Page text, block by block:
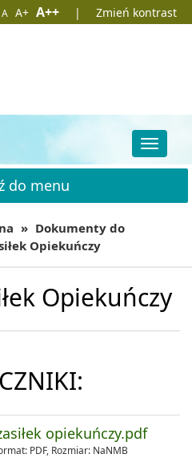
Domyślna
czcionka
A Większa
czcionka
A+ Największa
czcionka
A++ | Zmień kontrast
Przełącz
do menu
» Dokumenty do
Opiekuńczy
Opiekuńczy
opiekuńczy.pdf
PDF, Rozmiar: NaNMB